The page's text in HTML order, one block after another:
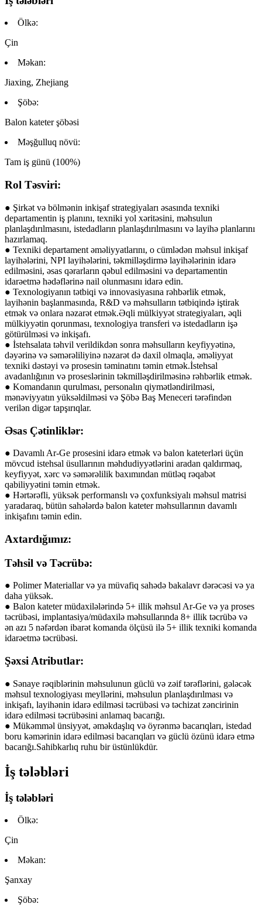
Ölkə:
Çin
Məkan:
Jiaxing, Zhejiang
Şöbə:
Balon kateter şöbəsi
Məşğulluq növü:
Tam iş günü (100%)
Rol Təsviri:
● Şirkət və bölmənin inkişaf strategiyaları əsasında texniki
departamentin iş planını, texniki yol xəritəsini, məhsulun
planlaşdırılmasını, istedadların planlaşdırılmasını və layihə planlarını
hazırlamaq.
● Texniki departament əməliyyatlarını, o cümlədən məhsul inkişaf
layihələrini, NPI layihələrini, təkmilləşdirmə layihələrinin idarə
edilməsini, əsas qərarların qəbul edilməsini və departamentin
idarəetmə hədəflərinə nail olunmasını idarə edin.
● Texnologiyanın tətbiqi və innovasiyasına rəhbərlik etmək,
layihənin başlanmasında, R&D və məhsulların tətbiqində iştirak
etmək və onlara nəzarət etmək.Əqli mülkiyyət strategiyaları, əqli
mülkiyyətin qorunması, texnologiya transferi və istedadların işə
götürülməsi və inkişafı.
● İstehsalata təhvil verildikdən sonra məhsulların keyfiyyətinə,
dəyərinə və səmərəliliyinə nəzarət də daxil olmaqla, əməliyyat
texniki dəstəyi və prosesin təminatını təmin etmək.İstehsal
avadanlığının və proseslərinin təkmilləşdirilməsinə rəhbərlik etmək.
● Komandanın qurulması, personalın qiymətləndirilməsi,
mənəviyyatın yüksəldilməsi və Şöbə Baş Meneceri tərəfindən
verilən digər tapşırıqlar.
Əsas Çətinliklər:
● Davamlı Ar-Ge prosesini idarə etmək və balon kateterləri üçün
mövcud istehsal üsullarının məhdudiyyətlərini aradan qaldırmaq,
keyfiyyət, xərc və səmərəlilik baxımından mütləq rəqabət
qabiliyyətini təmin etmək.
● Hərtərəfli, yüksək performanslı və çoxfunksiyalı məhsul matrisi
yaradaraq, bütün sahələrdə balon kateter məhsullarının davamlı
inkişafını təmin edin.
Axtardığımız:
Təhsil və Təcrübə:
● Polimer Materiallar və ya müvafiq sahədə bakalavr dərəcəsi və ya
daha yüksək.
● Balon kateter müdaxilələrində 5+ illik məhsul Ar-Ge və ya proses
təcrübəsi, implantasiya/müdaxilə məhsullarında 8+ illik təcrübə və
ən azı 5 nəfərdən ibarət komanda ölçüsü ilə 5+ illik texniki komanda
idarəetmə təcrübəsi.
Şəxsi Atributlar:
● Sənaye rəqiblərinin məhsulunun güclü və zəif tərəflərini, gələcək
məhsul texnologiyası meyllərini, məhsulun planlaşdırılması və
inkişafı, layihənin idarə edilməsi təcrübəsi və təchizat zəncirinin
idarə edilməsi təcrübəsini anlamaq bacarığı.
● Mükəmməl ünsiyyət, əməkdaşlıq və öyrənmə bacarıqları, istedad
boru kəmərinin idarə edilməsi bacarıqları və güclü özünü idarə etmə
bacarığı.Sahibkarlıq ruhu bir üstünlükdür.
İş tələbləri
İş tələbləri
Ölkə:
Çin
Məkan:
Şanxay
Şöbə: